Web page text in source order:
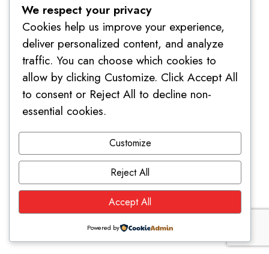
We respect your privacy
Cookies help us improve your experience,
deliver personalized content, and analyze
traffic. You can choose which cookies to
allow by clicking Customize. Click Accept All
to consent or Reject All to decline non-
essential cookies.
Customize
Reject All
Accept All
Powered by